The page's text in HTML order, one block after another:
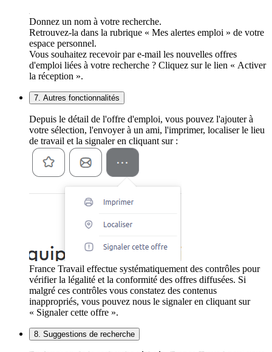
Donnez un nom à votre recherche.
Retrouvez-la dans la rubrique « Mes alertes emploi » de votre
espace personnel.
Vous souhaitez recevoir par e-mail les nouvelles offres
d'emploi liées à votre recherche ? Cliquez sur le lien « Activer
la réception ».
7. Autres fonctionnalités
Depuis le détail de l'offre d'emploi, vous pouvez l'ajouter à
votre sélection, l'envoyer à un ami, l'imprimer, localiser le lieu
de travail et la signaler en cliquant sur :
France Travail effectue systématiquement des contrôles pour
vérifier la légalité et la conformité des offres diffusées. Si
malgré ces contrôles vous constatez des contenus
inappropriés, vous pouvez nous le signaler en cliquant sur
« Signaler cette offre ».
8. Suggestions de recherche